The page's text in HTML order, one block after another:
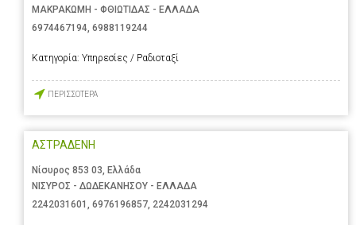
ΜΑΚΡΑΚΩΜΗ - ΦΘΙΩΤΙΔΑΣ - ΕΛΛΑΔΑ
6974467194, 6988119244
Κατηγορία: Υπηρεσίες / Ραδιοταξί
ΠΕΡΙΣΣΟΤΕΡΑ
ΑΣΤΡΑΔΕΝΗ
Νίσυρος 853 03, Ελλάδα
ΝΙΣΥΡΟΣ - ΔΩΔΕΚΑΝΗΣΟΥ - ΕΛΛΑΔΑ
2242031601 , 6976196857, 2242031294